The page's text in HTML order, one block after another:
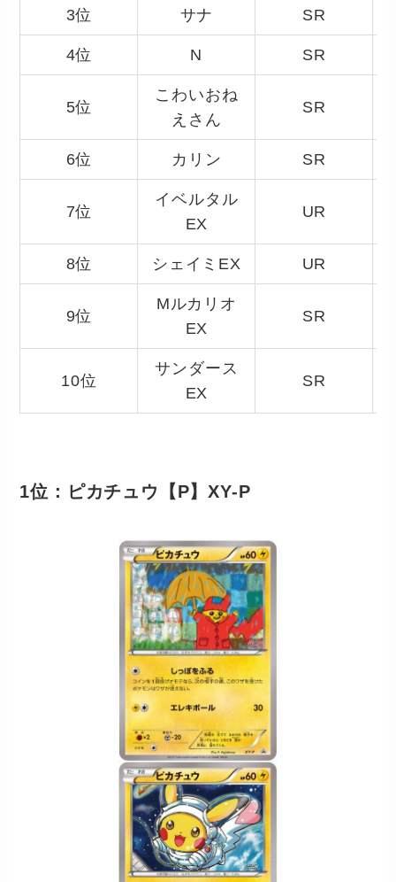
3位 サナ SR
4位 N SR
5位
こわいおね
えさん
SR
6位 カリン SR
7位
イベルタル
EX
UR
8位 シェイミEX UR
9位
Mルカリオ
EX
SR
10位
サンダース
EX
SR
1位：ピカチュウ【P】XY-P